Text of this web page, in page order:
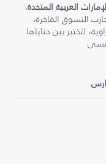
العربية المتحدة،
التسوق الفاخرة،
لتختبر بين حناياها
.